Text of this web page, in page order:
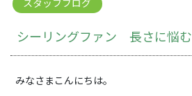
スタッフブログ
シーリングファン 長さに悩む
みなさまこんにちは。